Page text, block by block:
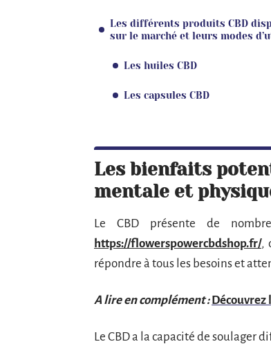
Les différents produits CBD
sur le marché et leurs modes
Les huiles CBD
Les capsules CBD
Les bienfaits
mentale et
Le CBD présente de
https://flowerspowercbdshop.fr/,
répondre à tous les besoins et
A lire en complément :
Le CBD a la capacité de soulager